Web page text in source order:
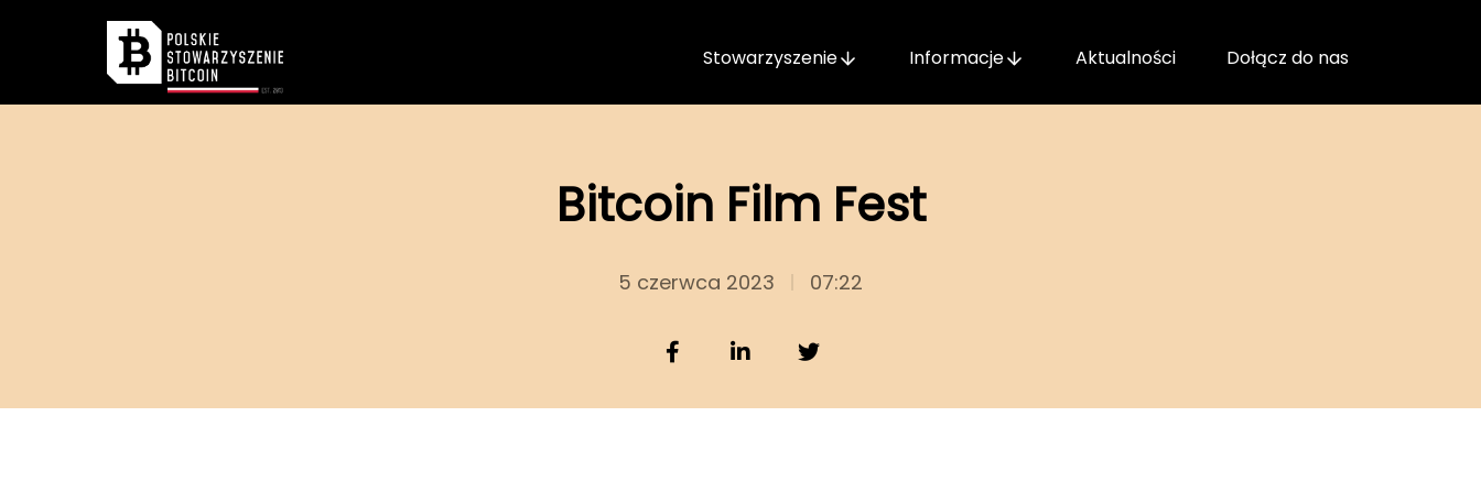
Stowarzyszenie Informacje Aktualności Dołącz do nas
Bitcoin Film Fest
5 czerwca 2023 07:22